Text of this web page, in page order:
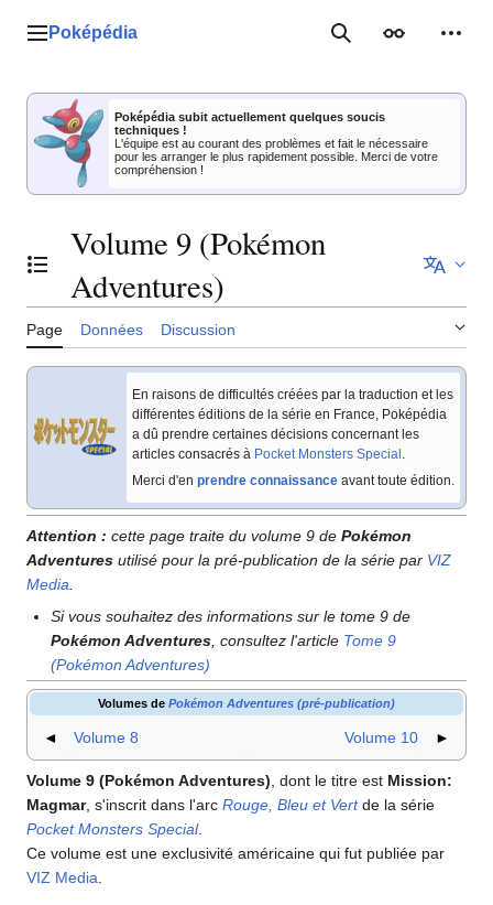
Menu principal
Poképédia RechercherApparence
Poképédia subit actuellement quelques soucis
techniques !
L'équipe est au courant des problèmes et fait le nécessaire
pour les arranger le plus rapidement possible. Merci de votre
compréhension !
Basculer la table des matières
Volume 9 (Pokémon
Adventures)
Page Données Discussion
En raisons de difficultés créées par la traduction et les
différentes éditions de la série en France, Poképédia
a dû prendre certaines décisions concernant les
articles consacrés à Pocket Monsters Special.
Merci d'en prendre connaissance avant toute édition.
Attention : cette page traite du volume 9 de Pokémon
Adventures utilisé pour la pré-publication de la série par VIZ
Media
Si vous souhaitez des informations sur le tome 9 de
Pokémon Adventures , consultez l'article Tome 9
(Pokémon Adventures)
Volumes de Pokémon Adventures (pré-publication)
◄ Volume 8 Volume 10 ►
Volume 9 (Pokémon Adventures) , dont le titre est Mission:
Magmar, s'inscrit dans l'arc Rouge, Bleu et Vertde la série
Pocket Monsters Special.
Ce volume est une exclusivité américaine qui fut publiée par
VIZ Media